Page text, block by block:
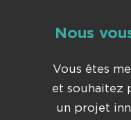
Nous
Vous êtes
et souhaitez
un projet